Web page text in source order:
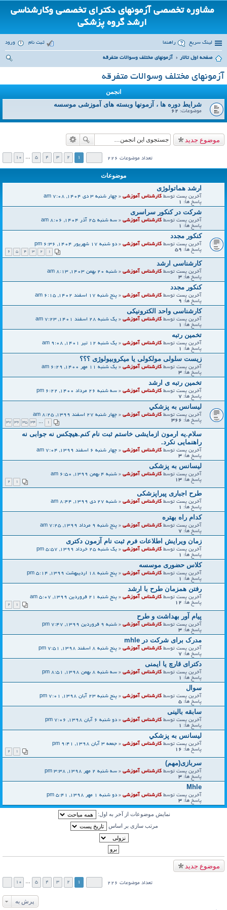
مشاوره تخصصی آزمونهای دکترای تخصصی وکارشناسی
ارشد گروه پزشکی
لینک سریع راهنما ورود ثبت نام
صفحه اول تالار آزمونهای مختلف وسوالات متفرقه
آزمونهای مختلف وسوالات متفرقه
انجمن
شرایط دوره ها ، آزمونها وبسته های آموزشی موسسه
موضوعات: 62
موضوع جدید
تعداد موضوعات 226 1
2
3
4
5
…
10
موضوعات
ارشد هماتولوژی
آخرین پست توسط کارشناس آموزشی « چهار شنبه 3 دی 1404, 7:08 am
پاسخ ها: 1
شرکت در کنکور سراسری
آخرین پست توسط کارشناس آموزشی « سه شنبه 25 آذر 1404, 8:06 am
پاسخ ها: 1
کنکور مجدد
آخرین پست توسط کارشناس آموزشی « دو شنبه 17 شهریور 1404, 6:36 pm
پاسخ ها: 59
1
2
3
4
5
6
کارشناسی ارشد
آخرین پست توسط کارشناس آموزشی « شنبه 20 بهمن 1403, 8:13 am
پاسخ ها: 3
کنکور مجدد
آخرین پست توسط کارشناس آموزشی « پنج شنبه 17 اسفند 1402, 6:15 am
پاسخ ها: 9
کارشناسی واحد الکترونیکی
آخرین پست توسط کارشناس آموزشی « یک شنبه 28 اسفند 1401, 7:23 am
پاسخ ها: 1
تخمین رتبه
آخرین پست توسط کارشناس آموزشی « یک شنبه 12 تیر 1401, 9:08 am
پاسخ ها: 1
زیست سلولی مولکولی یا میکروبیولوژی ؟؟؟
آخرین پست توسط کارشناس آموزشی « یک شنبه 11 مهر 1400, 6:29 am
پاسخ ها: 3
تخمین رتبه ی ارشد
آخرین پست توسط کارشناس آموزشی « سه شنبه 26 مرداد 1400, 6:22 pm
پاسخ ها: 7
ليسانس به پزشكي
آخرین پست توسط کارشناس آموزشی « چهار شنبه 27 اسفند 1399, 8:25 am
پاسخ ها: 366
1
…
34
35
36
37
سلام.یه ارمون ازمایشی خاستم ثبت نام کنم.هیچکس نه جوابی نه
راهنمایی نکرد.
آخرین پست توسط کارشناس آموزشی « چهار شنبه 6 اسفند 1399, 7:04 am
پاسخ ها: 3
لیسانس به پزشکی
آخرین پست توسط کارشناس آموزشی « شنبه 4 بهمن 1399, 6:50 am
پاسخ ها: 13
1
2
طرح اجباری پیراپزشکی
آخرین پست توسط کارشناس آموزشی « شنبه 27 دی 1399, 8:44 am
پاسخ ها: 1
کدام راه بهتره
آخرین پست توسط کارشناس آموزشی « پنج شنبه 9 مرداد 1399, 7:25 am
پاسخ ها: 7
زمان ویرایش اطلاعات فرم ثبت نام آزمون دکتری
آخرین پست توسط کارشناس آموزشی « یک شنبه 25 خرداد 1399, 5:57 pm
پاسخ ها: 1
کلاس حضوری موسسه
آخرین پست توسط کارشناس آموزشی « پنج شنبه 18 اردیبهشت 1399, 5:14 pm
پاسخ ها: 1
رفتن همزمان طرح با ارشد
آخرین پست توسط کارشناس آموزشی « پنج شنبه 21 فروردین 1399, 5:07 am
پاسخ ها: 12
1
2
پیام آور بهداشت و طرح
آخرین پست توسط کارشناس آموزشی « شنبه 9 فروردین 1399, 7:47 pm
پاسخ ها: 3
مدرک برای شرکت در mhle
آخرین پست توسط کارشناس آموزشی « پنج شنبه 8 اسفند 1398, 7:51 pm
پاسخ ها: 7
دکترای قارچ یا ایمنی
آخرین پست توسط کارشناس آموزشی « سه شنبه 8 بهمن 1398, 8:51 pm
پاسخ ها: 1
سوال
آخرین پست توسط کارشناس آموزشی « پنج شنبه 23 آبان 1398, 7:01 pm
پاسخ ها: 5
سابقه بالینی
آخرین پست توسط کارشناس آموزشی « دو شنبه 6 آبان 1398, 7:06 pm
پاسخ ها: 1
ليسانس به پزشكي
آخرین پست توسط کارشناس آموزشی « جمعه 3 آبان 1398, 9:41 pm
پاسخ ها: 16
1
2
سربازی(مهم)
آخرین پست توسط کارشناس آموزشی « سه شنبه 2 مهر 1398, 3:38 pm
پاسخ ها: 3
Mhle
آخرین پست توسط کارشناس آموزشی « دو شنبه 1 مهر 1398, 5:41 pm
پاسخ ها: 3
نمایش موضوعات از آخر به اول:
مرتب سازی بر اساس
موضوع جدید
تعداد موضوعات 226 1
2
3
4
5
…
10
پرش به